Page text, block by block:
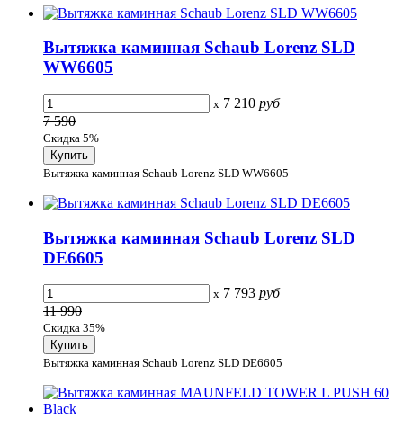
Вытяжка каминная Schaub Lorenz SLD
WW6605
x 7 210 руб
7 590
Скидка 5%
Вытяжка каминная Schaub Lorenz SLD WW6605
Вытяжка каминная Schaub Lorenz SLD
DE6605
x 7 793 руб
11 990
Скидка 35%
Вытяжка каминная Schaub Lorenz SLD DE6605